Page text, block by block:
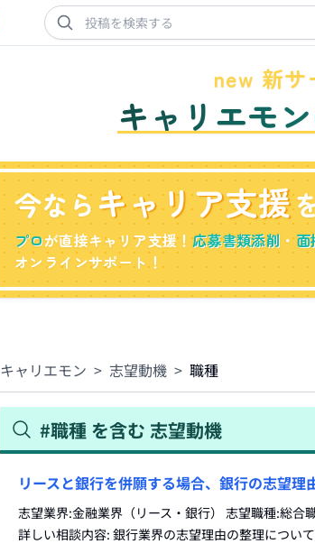
new 新サ
キャリエモ
今ならキャリア支援
プロが直接キャリア支援！応募書類添削 ・
オンラインサポート！
キャリエモン > 志望動機 > 職種
#職種 を含む 志望動機
リースと銀行を併願する場合、銀行の志望理
志望業界:金融業界（リース・銀行） 志望職種:総合
詳しい相談内容: 銀行業界の志望理由の整理につい